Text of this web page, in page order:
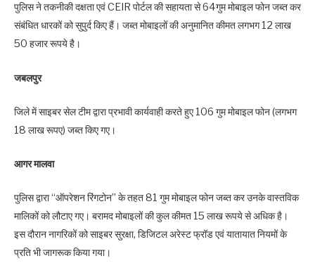
पुलिस ने तकनीकी दक्षता एवं CEIR पोर्टल की सहायता से 64गुम मोबाइल फोन जब्‍त कर
संबंधित धारकों को सुपुर्द किए हैं। जब्‍त मोबाइलों की अनुमानित कीमत लगभग 12 लाख
50 हजार रूपये है।
जबलपुर
जिले में साइबर सेल टीम द्वारा प्रभावी कार्यवाही करते हुए 106 गुम मोबाइल फोन (लगभग
18 लाख रूपए) जब्‍त किए गए।
आगर मालवा
पुलिस द्वारा “ऑपरेशन रिंगटोन” के तहत 81 गुम मोबाइल फोन जब्‍त कर उनके वास्तविक
मालिकों को लौटाए गए। बरामद मोबाइलों की कुल कीमत 15 लाख रूपये से अधिक है।
इस दौरान नागरिकों को साइबर सुरक्षा, डिजिटल अरेस्ट फ्रॉड एवं यातायात नियमों के
प्रति भी जागरूक किया गया।